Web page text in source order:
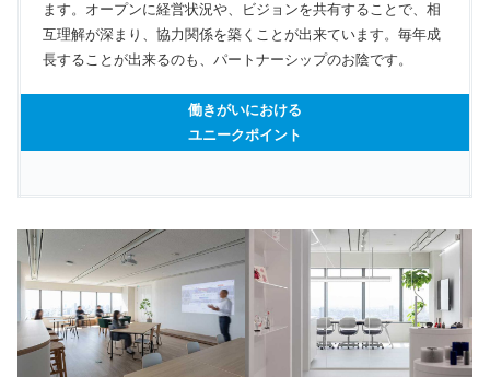
ます。オープンに経営状況や、ビジョンを共有することで、相
互理解が深まり、協力関係を築くことが出来ています。毎年成
長することが出来るのも、パートナーシップのお陰です。
働きがいにおける
ユニークポイント